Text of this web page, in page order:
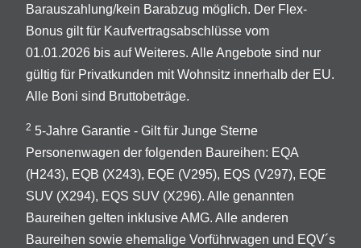
Barauszahlung/kein Barabzug möglich. Der Flex-
Bonus gilt für Kaufvertragsabschlüsse vom
01.01.2026 bis auf Weiteres. Alle Angebote sind nur
gültig für Privatkunden mit Wohnsitz innerhalb der EU.
Alle Boni sind Bruttobeträge.
2 5-Jahre Garantie - Gilt für Junge Sterne
Personenwagen der folgenden Baureihen: EQA
(H243), EQB (X243), EQE (V295), EQS (V297), EQE
SUV (X294), EQS SUV (X296). Alle genannten
Baureihen gelten inklusive AMG. Alle anderen
Baureihen sowie ehemalige Vorführwagen und EQV´s